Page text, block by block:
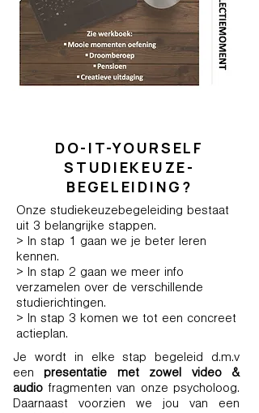
DO-IT-YOURSELF
STUDIEKEUZE-
BEGELEIDING?
Onze studiekeuzebegeleiding bestaat
uit 3 belangrijke stappen.
> In stap 1 gaan we je beter leren
kennen.
> In stap 2 gaan we meer info
verzamelen over de verschillende
studierichtingen.
> In stap 3 komen we tot een concreet
actieplan.
Je wordt in elke stap begeleid d.m.v
een presentatie met zowel video &
audiofragmenten van onze psycholoog.
Daarnaast voorzien we jou van een